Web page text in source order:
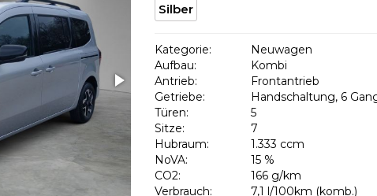
Silber
Kategorie:
Neuwagen
Aufbau:
Kombi
Antrieb:
Frontantrieb
Getriebe:
Handschaltung, 6
Türen:
5
Sitze:
7
Hubraum:
1.333 ccm
NoVA:
15 %
CO2:
166 g/km
Verbrauch:
7,1 l/100km (komb.)